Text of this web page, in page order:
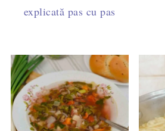
explicată pas cu pas